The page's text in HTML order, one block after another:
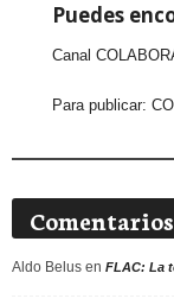
Puedes
Canal
Para publicar:
Comentarios
Aldo Belus en FLAC: La